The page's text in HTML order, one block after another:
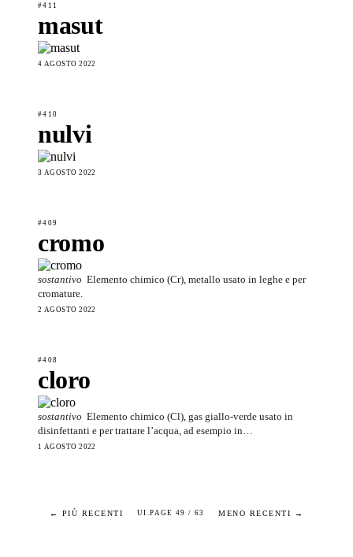
#411
masut
4 AGOSTO 2022
#410
nulvi
3 AGOSTO 2022
#409
cromo
sostantivo Elemento chimico (Cr), metallo usato in leghe e per
cromature.
2 AGOSTO 2022
#408
cloro
sostantivo Elemento chimico (Cl), gas giallo-verde usato in
disinfettanti e per trattare l’acqua, ad esempio in…
1 AGOSTO 2022
← PIÙ RECENTI UI.PAGE 49 / 63 MENO RECENTI →